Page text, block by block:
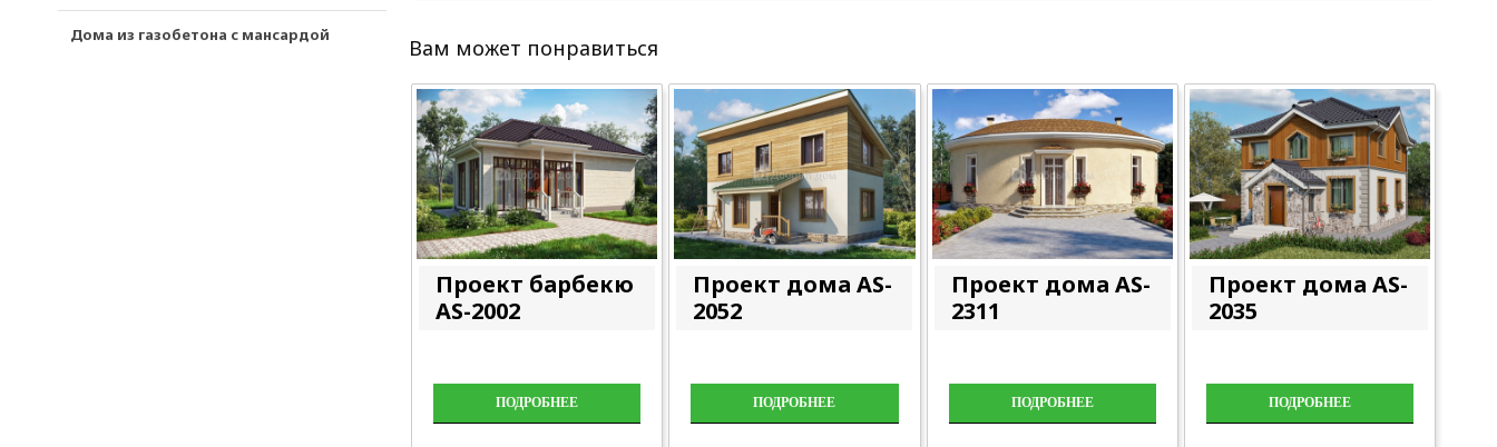
Дома из газобетона с мансардой Вам может понравиться
Проект барбекю
AS-2002
ПОДРОБНЕЕ
Проект дома AS-
2052
ПОДРОБНЕЕ
Проект дома AS-
2311
ПОДРОБНЕЕ
Проект дома AS-
2035
ПОДРОБНЕЕ